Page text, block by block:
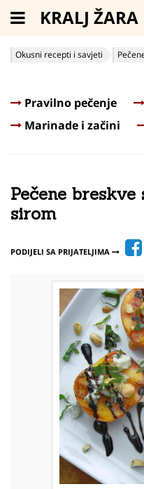
KRALJ ŽARA
Okusni recepti i savjeti
Pravilno pečenje
Marinade i začini
Pečene
sirom
PODIJELI SA PRIJATELJIMA